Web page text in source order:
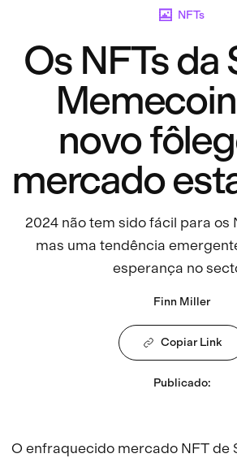
NFTs
Os NFTs da
novo
mercado
2024 não tem sido fácil para os
mas uma tendência
esperança no
Finn Miller
Copiar Link
Publicado:
O enfraquecido mercado NFT de